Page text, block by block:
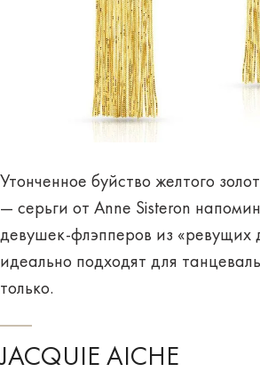
Утонченное буйство желтого
— серьги от Anne Sisteron
девушек-флэпперов из «ревущих
идеально подходят для
только.
JACQUIE AICHE